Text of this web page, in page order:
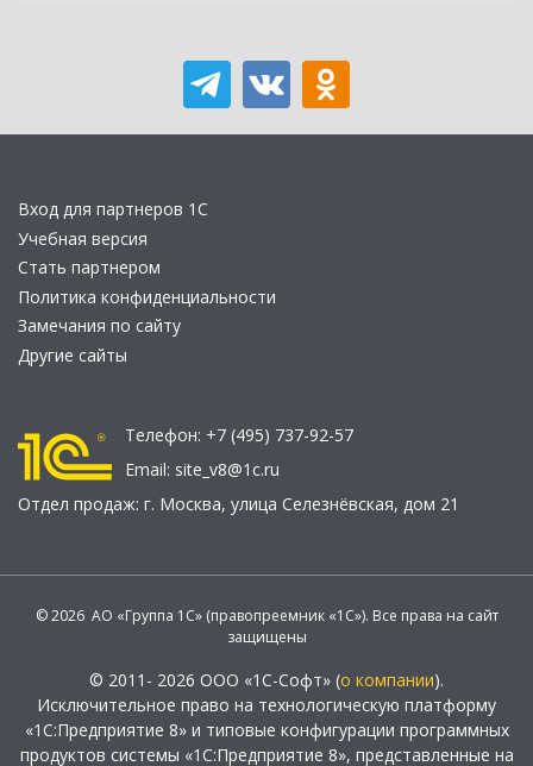
Вход для партнеров 1С
Учебная версия
Стать партнером
Политика конфиденциальности
Замечания по сайту
Другие сайты
Телефон: +7 (495) 737-92-57
Email: site_v8@1c.ru
Отдел продаж: г. Москва, улица Селезнёвская, дом 21
© 2026 АО «Группа 1С» (правопреемник «1С»). Все права на сайт
защищены
© 2011- 2026 ООО «1С-Софт» (о компании).
Исключительное право на технологическую платформу
«1С:Предприятие 8» и типовые конфигурации программных
продуктов системы «1С:Предприятие 8», представленные на